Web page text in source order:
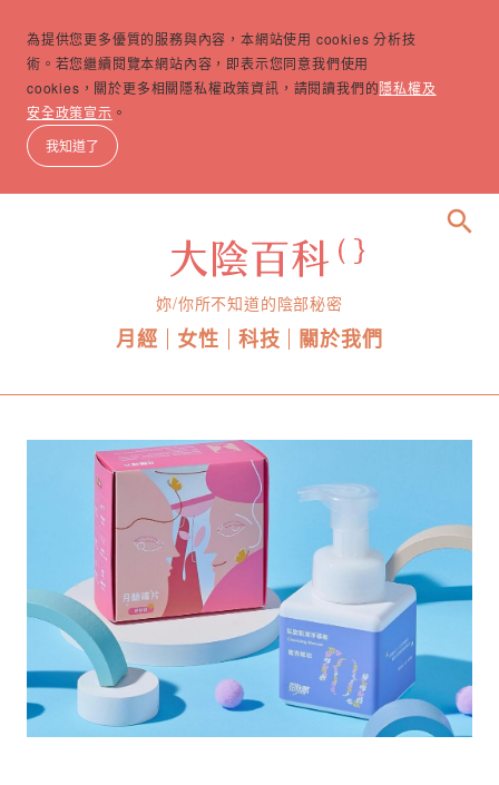
為提供您更多優質的服務與內容，本網站使用 cookies 分析技
術。若您繼續閱覽本網站內容，即表示您同意我們使用
cookies，關於更多相關隱私權政策資訊，請閱讀我們的隱私權及
安全政策宣示 。
我知道了
妳/你所不知道的陰部秘密
月經 女性 科技 關於我們
search